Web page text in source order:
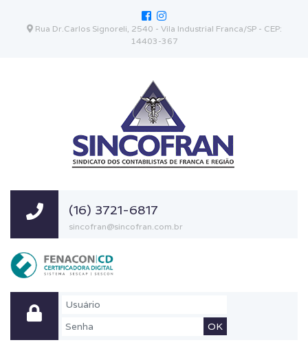
Rua Dr.Carlos Signoreli, 2540 - Vila Industrial Franca/SP - CEP:
14403-367
(16) 3721-6817
sincofran@sincofran.com.br
OK